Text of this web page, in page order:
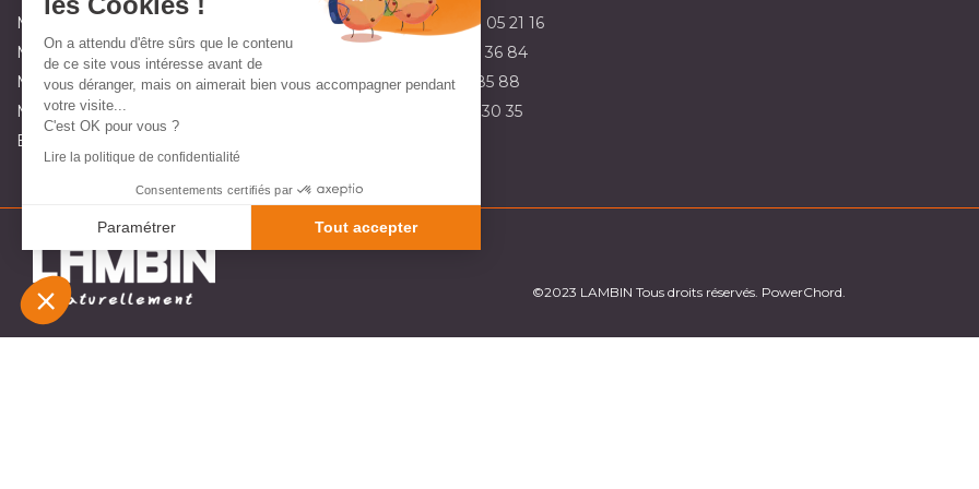
On a attendu d'être sûrs que le contenu
de ce site vous intéresse avant de
vous déranger, mais on aimerait bien vous accompagner pendant
votre visite...
C'est OK pour vous ?
Lire la politique de confidentialité
Consentements certifiés par
Paramétrer Tout accepter
Axeptio consent
Plateforme de Gestion du Consentement : Personnalisez vos Options
Notre plateforme vous permet d'adapter et de gérer vos paramètres de confidentialité, en garantissant la
Magasin partenaire de matériel de jardin à Maninghem:
03 21 05 21 16
Magasin partenaire de matériel de jardin à Marquise:
03 21 92 36 84
Magasin partenaire de matériel de jardin à Orchies: 03 20 71 85 88
Magasin partenaire de matériel de jardin à St Omer:
03 10 45 30 35
Envoyez-nous un e-mail :
©2023 LAMBIN Tous droits réservés. PowerChord.